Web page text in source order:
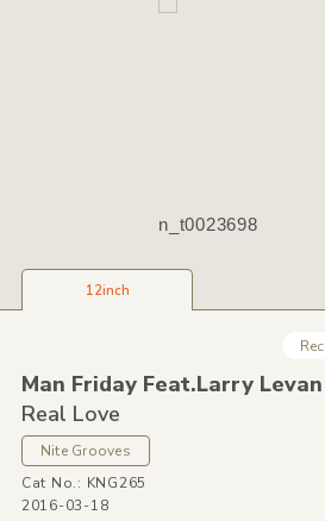
n_t0023698
12inch
Man Friday Feat.Larry Levan
Real Love
Nite Grooves
Cat No.: KNG265
2016-03-18